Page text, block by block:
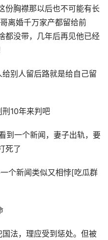
份胸襟那以后也不可能有长
离婚千万家产都留给前
都没带，几年后再见他已经
别人留后路就是给自己留
10年来判吧
到一个新闻，妻子出轨，要
死了
个新闻类似又相悖[吃瓜群
法，理应受到惩处。但被